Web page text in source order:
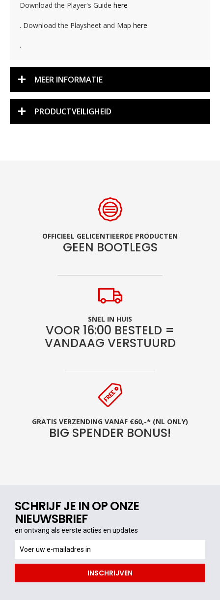
Download the Player's Guide here
. Download the Playsheet and Map here
.
MEER INFORMATIE
PRODUCTVEILIGHEID
OFFICIEEL GELICENTIEERDE PRODUCTEN
GEEN BOOTLEGS
SNEL IN HUIS
VOOR 16:00 BESTELD =
VANDAAG VERSTUURD
GRATIS VERZENDING VANAF €60,-* (NL ONLY)
BIG SPENDER BONUS!
SCHRIJF JE IN OP ONZE
NIEUWSBRIEF
en ontvang als eerste acties en updates
ontvang
als
acties
INSCHRIJVEN